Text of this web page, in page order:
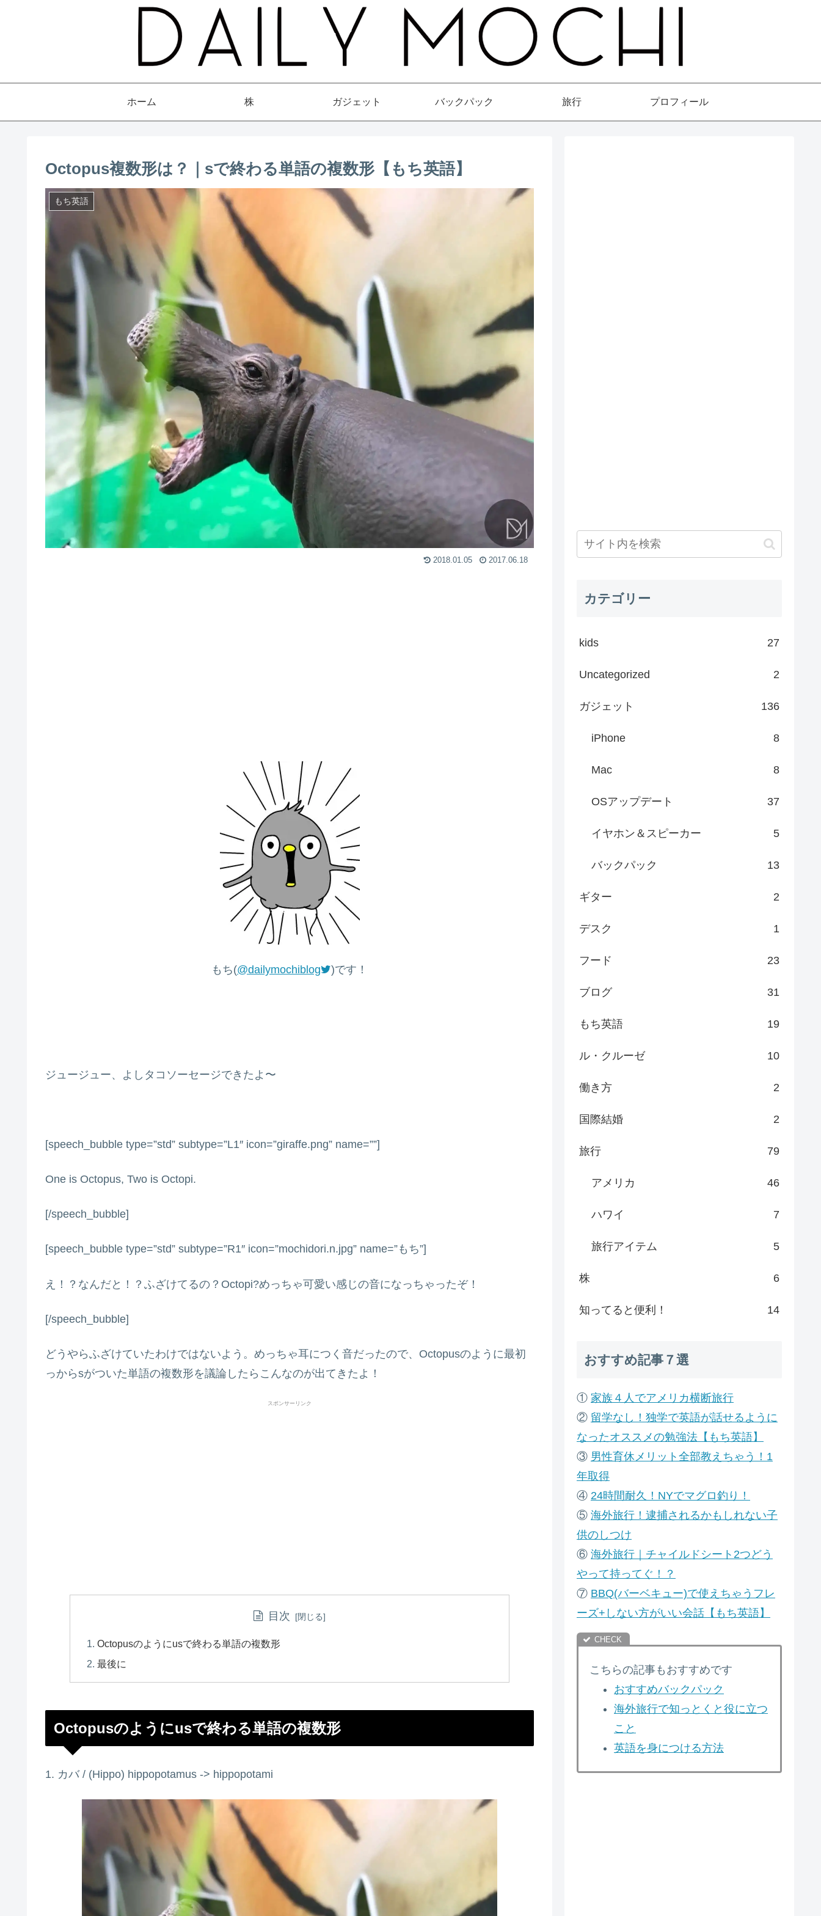
ホーム 株 ガジェット バックパック 旅行 プロフィール
Octopus複数形は？｜sで終わる単語の複数形【もち英語】
もち英語
2018.01.05 2017.06.18
もち(@dailymochiblog )です！
ジュージュー、よしタコソーセージできたよ〜
[speech_bubble type=”std” subtype=”L1″ icon=”giraffe.png” name=””]
One is Octopus, Two is Octopi.
[/speech_bubble]
[speech_bubble type=”std” subtype=”R1″ icon=”mochidori.n.jpg” name=”もち”]
え！？なんだと！？ふざけてるの？Octopi?めっちゃ可愛い感じの音になっちゃったぞ！
[/speech_bubble]
どうやらふざけていたわけではないよう。めっちゃ耳につく音だったので、Octopusのように最初
っからsがついた単語の複数形を議論したらこんなのが出てきたよ！
スポンサーリンク
目次
Octopusのようにusで終わる単語の複数形
最後に
Octopusのようにusで終わる単語の複数形
1. カバ / (Hippo) hippopotamus -> hippopotami
カテゴリー
kids 27
Uncategorized 2
ガジェット 136
iPhone 8
Mac 8
OSアップデート 37
イヤホン＆スピーカー 5
バックパック 13
ギター 2
デスク 1
フード 23
ブログ 31
もち英語 19
ル・クルーゼ 10
働き方 2
国際結婚 2
旅行 79
アメリカ 46
ハワイ 7
旅行アイテム 5
株 6
知ってると便利！ 14
おすすめ記事７選
① 家族４人でアメリカ横断旅行
② 留学なし！独学で英語が話せるように
なったオススメの勉強法【もち英語】
③ 男性育休メリット全部教えちゃう！1
年取得
④ 24時間耐久！NYでマグロ釣り！
⑤ 海外旅行！逮捕されるかもしれない子
供のしつけ
⑥ 海外旅行｜チャイルドシート2つどう
やって持ってぐ！？
⑦ BBQ(バーベキュー)で使えちゃうフレ
ーズ+しない方がいい会話【もち英語】
こちらの記事もおすすめです
おすすめバックパック
海外旅行で知っとくと役に立つ
こと
英語を身につける方法